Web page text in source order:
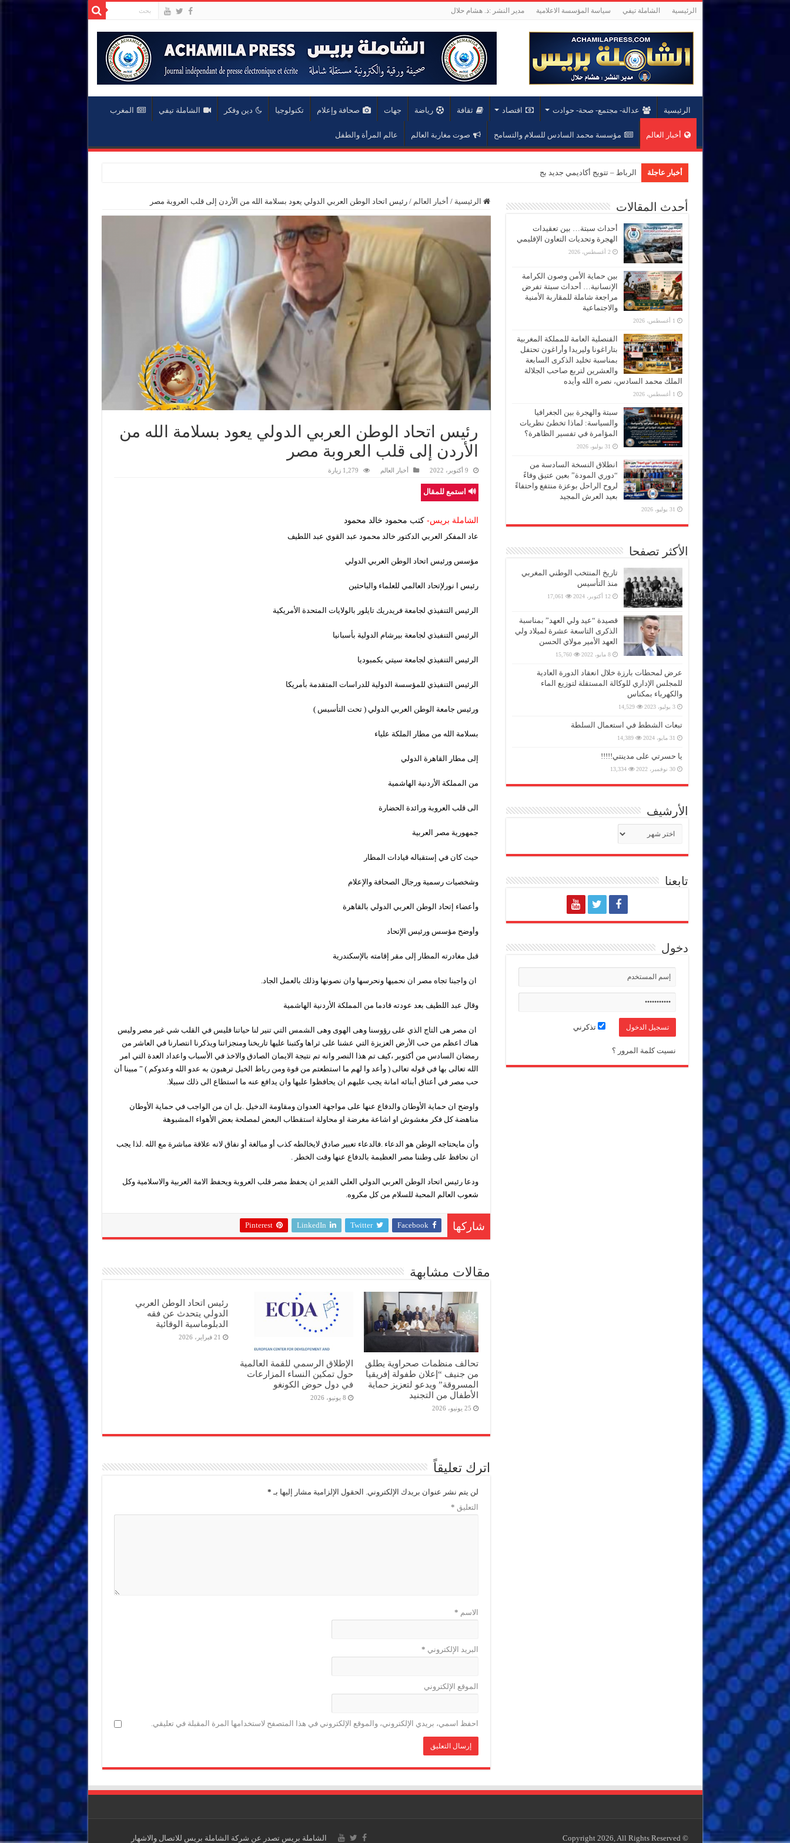
الرئيسية الشاملة تيفي سياسة المؤسسة الاعلامية مدير النشر :ذ. هشام حلال
الرئيسية عدالة- مجتمع- صحة- حوادت اقتصاد ثقافة رياضة جهات صحافة وإعلام تكنولوجيا دين وفكر الشاملة تيفي المغرب
أخبار العالم مؤسسة محمد السادس للسلام والتسامح صوت مغاربة العالم عالم المرأة والطفل
أخبار عاجلة الرباط – تتويج أكاديمي جديد بجامعة محمد الخامس
الرئيسية / أخبار العالم / رئيس اتحاد الوطن العربي الدولي يعود بسلامة الله من الأردن إلى قلب العروبة مصر
رئيس اتحاد الوطن العربي الدولي يعود بسلامة الله من
الأردن إلى قلب العروبة مصر
9 أكتوبر، 2022 أخبار العالم 1,279 زيارة
🔊 استمع للمقال
الشاملة بريس- كتب محمود خالد محمود
عاد المفكر العربي الدكتور خالد محمود عبد القوي عبد اللطيف
مؤسس ورئيس اتحاد الوطن العربي الدولي
رئيس ا نورلإتحاد العالمي للعلماء والباحثين
الرئيس التنفيذي لجامعة فريدريك تايلور بالولايات المتحدة الأمريكية
الرئيس التنفيذي لجامعة بيرشام الدولية بأسبانيا
الرئيس التنفيذي لجامعة سيتي بكمبوديا
الرئيس التنفيذي للمؤسسة الدولية للدراسات المتقدمة بأمريكا
ورئيس جامعة الوطن العربي الدولي ( تحت التأسيس )
بسلامة الله من مطار الملكة علياء
إلى مطار القاهرة الدولي
من المملكة الأردنية الهاشمية
الى قلب العروبة ورائدة الحضارة
جمهورية مصر العربية
حيث كان في إستقباله قيادات المطار
وشخصيات رسمية ورجال الصحافة والإعلام
وأعضاء إتحاد الوطن العربي الدولي بالقاهرة
وأوضح مؤسس ورئيس الإتحاد
قبل مغادرته المطار إلى مقر إقامته بالإسكندرية
ان واجبنا تجاه مصر ان نحميها ونحرسها وان نصونها وذلك بالعمل الجاد.
وقال عبد اللطيف بعد عودته قادما من المملكة الأردنية الهاشمية
ان مصر هى التاج الذي على رؤوسنا وهى الهوى وهى الشمس التي تنير لنا حياتنا فليس في القلب شي غير مصر وليس
هناك اعظم من حب الأرض العزيزة التي عشنا على ثراها وكتبنا عليها تاريخنا ومنجزاتنا ويذكرنا انتصارنا في العاشر من
رمضان السادس من أكتوبر ،كيف تم هذا النصر وانه تم نتيجة الايمان الصادق والاخذ في الأسباب واعداد العدة التي امر
الله تعالى بها في قوله تعالى ( وأعد وا لهم ما استطعتم من قوة ومن رباط الخيل ترهبون به عدو الله وعدوكم ) ” مبينا أن
حب مصر في أعناق أبنائه امانة يجب عليهم ان يحافظوا عليها وان يدافع عنه ما استطاع الى ذلك سبيلا.
واوضح ان حماية الأوطان والدفاع عنها على مواجهة العدوان ومقاومة الدخيل .بل ان من الواجب في حماية الأوطان
مناهضة كل فكر مغشوش او اشاعة مغرضة او محاولة استقطاب البعض لمصلحة بعض الأهواء المشبوهة
وأن مايحتاجه الوطن هو الدعاء .فالدعاء تعبير صادق لايخالطه كذب أو مبالغة أو نفاق لانه علاقة مباشرة مع الله .لذا يجب
ان نحافظ على وطننا مصر العظيمة بالدفاع عنها وقت الخطر .
ودعا رئيس اتحاد الوطن العربي الدولي العلي القدير ان يحفظ مصر قلب العروبة ويحفظ الامة العربية والاسلامية وكل
شعوب العالم المحبة للسلام من كل مكروه.
شاركها Facebook
Twitter
LinkedIn
Pinterest
مقالات مشابهة
تحالف منظمات صحراوية يطلق
من جنيف “إعلان طفولة إفريقيا
المسروقة” ويدعو لتعزيز حماية
الأطفال من التجنيد
25 يونيو، 2026
الإطلاق الرسمي للقمة العالمية
حول تمكين النساء المزارعات
في دول حوض الكونغو
8 يونيو، 2026
رئيس اتحاد الوطن العربي
الدولي يتحدث عن فقه
الدبلوماسية الوقائية
21 فبراير، 2026
اترك تعليقاً
لن يتم نشر عنوان بريدك الإلكتروني. الحقول الإلزامية مشار إليها بـ *
التعليق *
الاسم *
البريد الإلكتروني *
الموقع الإلكتروني
احفظ اسمي، بريدي الإلكتروني، والموقع الإلكتروني في هذا المتصفح لاستخدامها المرة المقبلة في تعليقي.
أحدث المقالات
أحداث سبتة… بين تعقيدات
الهجرة وتحديات التعاون الإقليمي
2 أغسطس، 2026
بين حماية الأمن وصون الكرامة
الإنسانية… أحداث سبتة تفرض
مراجعة شاملة للمقاربة الأمنية
والاجتماعية
1 أغسطس، 2026
القنصلية العامة للمملكة المغربية
بتاراغونا وليريدا وأراغون تحتفل
بمناسبة تخليد الذكرى السابعة
والعشرين لتربع صاحب الجلالة
الملك محمد السادس، نصره الله وأيده
1 أغسطس، 2026
سبتة والهجرة بين الجغرافيا
والسياسة: لماذا تخطئ نظريات
المؤامرة في تفسير الظاهرة؟
31 يوليو، 2026
انطلاق النسخة السادسة من
“دوري المودة” بعين عتيق وفاءً
لروح الراحل بوعزة منتفع واحتفاءً
بعيد العرش المجيد
31 يوليو، 2026
الأكثر تصفحا
تاريخ المنتخب الوطني المغربي
منذ التأسيس
12 أكتوبر، 2024 17,061
قصيدة “عيد ولي العهد” بمناسبة
الذكرى التاسعة عشرة لميلاد ولي
العهد الأمير مولاي الحسن
8 مايو، 2022 15,760
عرض لمحطات بارزة خلال انعقاد الدورة العادية
للمجلس الإداري للوكالة المستقلة لتوزيع الماء
والكهرباء بمكناس
3 يوليو، 2023 14,529
تبعات الشطط في استعمال السلطة
31 مايو، 2024 14,389
يا حسرتي على مدينتي!!!!!
30 نوفمبر، 2022 13,334
الأرشيف
تابعنا
دخول
تذكرني
نسيت كلمة المرور ؟
الشاملة بريس تصدر عن شركة الشاملة بريس للاتصال والاشهار © Copyright 2026, All Rights Reserved